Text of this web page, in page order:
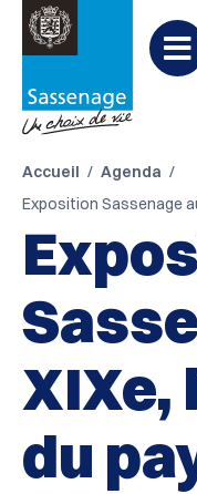
Aller à la recherche
PARTAGER 
sur
Accueil
Agenda
Exposition Sassenage
XIXe,
du